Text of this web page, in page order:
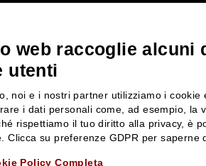
Pagamenti
Condizioni generali di vendita
Privacy Policy
Cookies
ordine! *
le promozioni
in
web raccoglie alcuni
utenti
noi e i nostri partner utilizziamo i cookie
i dati personali come, ad esempio, la
rispettiamo il tuo diritto alla privacy, è
Clicca su preferenze GDPR per saperne
Policy Completa